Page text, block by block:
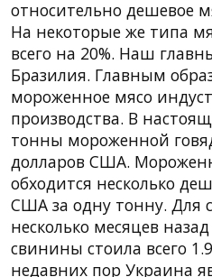
относительно дешевое
На некоторые же типа
всего на 20%. Наш
Бразилия. Главным
мороженное мясо
производства. В
тонны мороженной
долларов США.
обходится несколько
США за одну тонну. Для
несколько месяцев
свинины стоила всего
недавних пор Украина